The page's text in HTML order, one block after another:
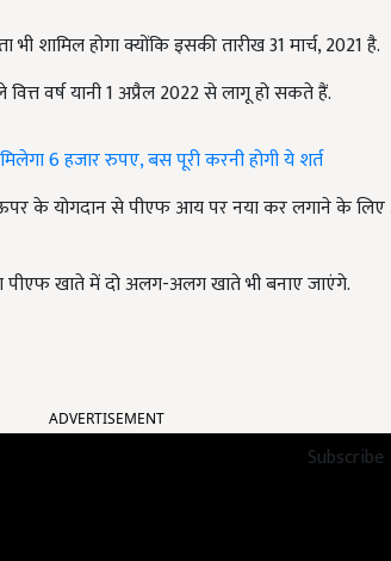
Subscribe
शामिल होगा क्योंकि इसकी तारीख 31 मार्च, 2021 है.
वर्ष यानी 1 अप्रैल 2022 से लागू हो सकते हैं.
6 हजार रुपए, बस पूरी करनी होगी ये शर्त
ऊपर के योगदान से पीएफ आय पर नया कर लगाने के
पीएफ खाते में दो अलग-अलग खाते भी बनाए जाएंगे.